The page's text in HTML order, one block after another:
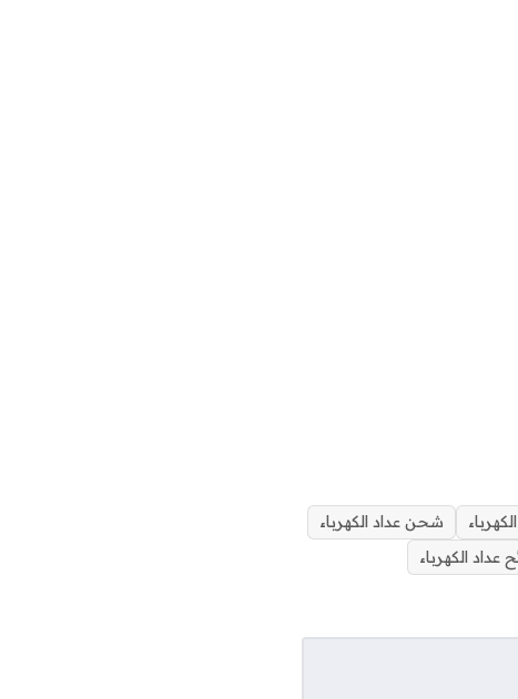
شحن عداد الكهرباء
عداد الكهرباء